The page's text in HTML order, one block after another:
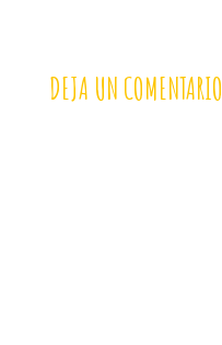
DEJA UN COMENTARIO